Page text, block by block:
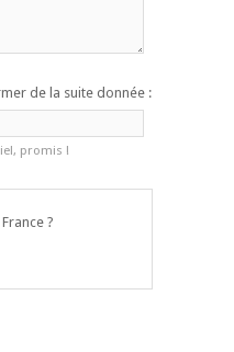
de la suite donnée :
promis !
?